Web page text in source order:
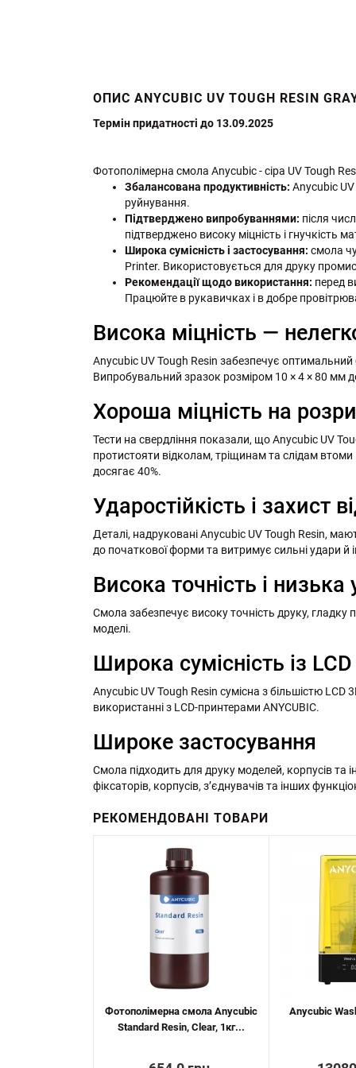
ОПИС ANYCUBIC UV TOUGH RESIN
Термін придатності до 13.09.2025
Фотополімерна смола Anycubic - сіра UV Tough
Збалансована продуктивність: Anycubic UV
руйнування.
Підтверджено випробуваннями: після
підтверджено високу міцність і гнучкість
Широка сумісність і застосування: смола
Printer. Використовується для друку
Рекомендації щодо використання: перед
Працюйте в рукавичках і в добре
Висока міцність —
Anycubic UV Tough Resin забезпечує
Випробувальний зразок розміром 10 × 4 × 80 мм
Хороша міцність на
Тести на свердління показали, що Anycubic UV
протистояти відколам, тріщинам та слідам
досягає 40%.
Ударостійкість і захист
Деталі, надруковані Anycubic UV Tough Resin,
до початкової форми та витримує сильні удари й
Висока точність і низька
Смола забезпечує високу точність друку, гладку
моделі.
Широка сумісність із
Anycubic UV Tough Resin сумісна з більшістю
використанні з LCD-принтерами ANYCUBIC.
Широке застосування
Смола підходить для друку моделей, корпусів та
фіксаторів, корпусів, з’єднувачів та інших
РЕКОМЕНДОВАНІ ТОВАРИ
Фотополімерна смола Anycubic
Standard Resin, Clear, 1кг...
Anycubic